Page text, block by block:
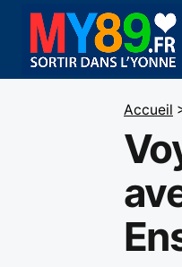
Accueil